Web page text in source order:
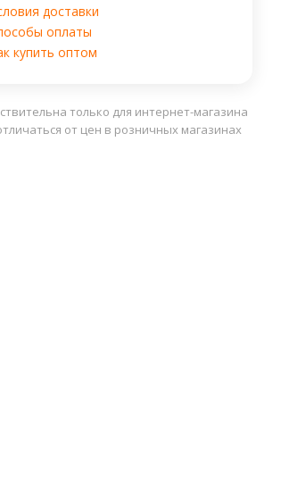
доставки
оплаты
купить оптом
только для интернет-магазина
от цен в розничных магазинах